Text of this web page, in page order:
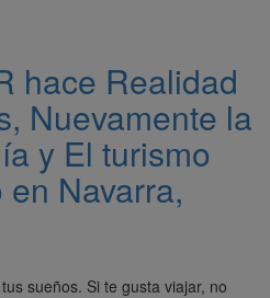
hace Realidad
Nuevamente la
y El turismo
Navarra,
sueños. Si te gusta viajar, no